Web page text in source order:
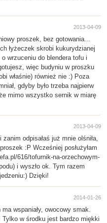
2013-04-09
proszek, bez gotowania...
łyżeczek skrobi kukurydzianej
wrzuceniu do blendera tofu i
więc budyniu w proszku
właśnie) również nie :) Poza
gdyby było trzeba najpierw
mimo wszystko sernik w miarę
2013-04-09
odpisałaś już mnie olśniła,
:P Wcześniej posłużyłam
616/tofurnik-na-orzechowym-
i wyszło ok. Tym razem
Dzięki!
2014-01-26
wspaniały, owocowy smak.
Tylko w środku jest bardzo miękki